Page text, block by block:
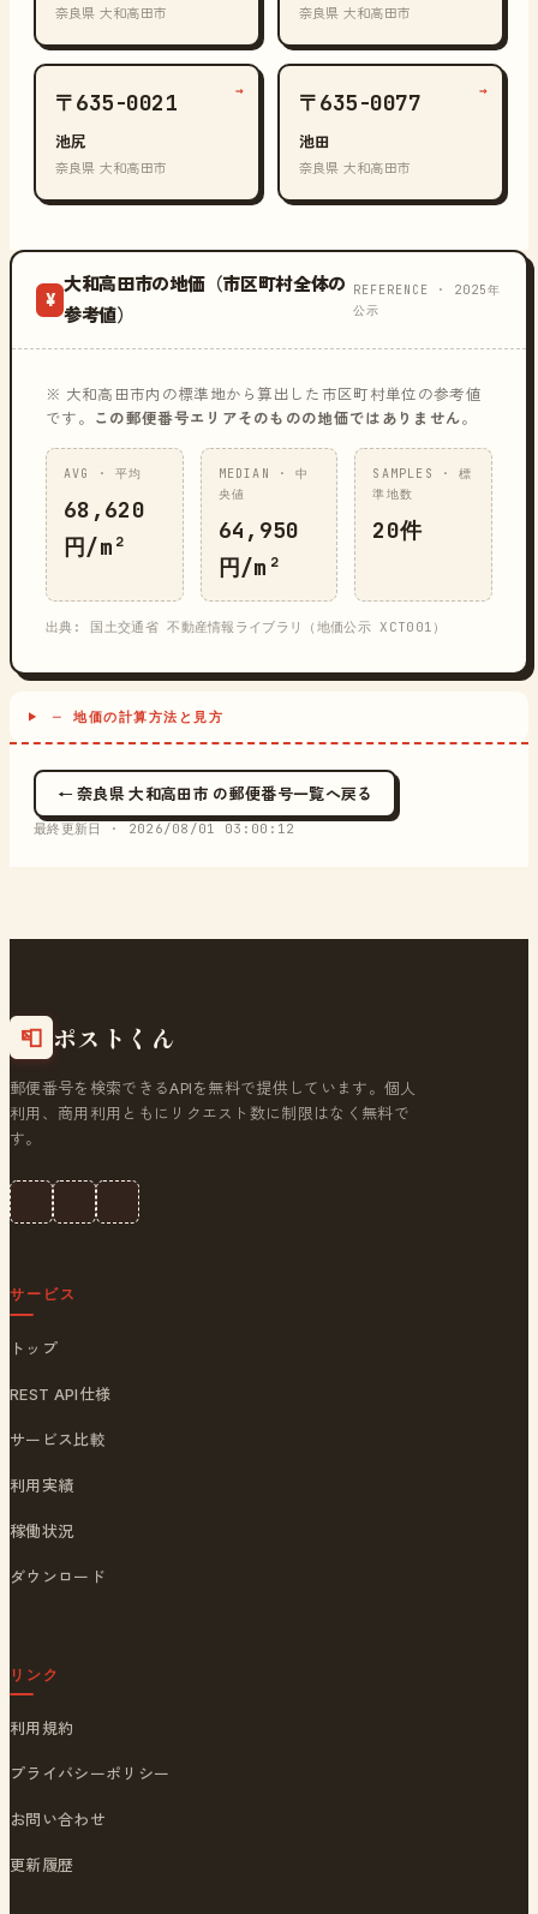
奈良県 大和高田市 奈良県 大和高田市
〒635-0021
池尻
奈良県 大和高田市
→ 〒635-0077
池田
奈良県 大和高田市
→
¥
大和高田市の地価（市区町村全体の
参考値）
REFERENCE · 2025年
公示
※ 大和高田市内の標準地から算出した市区町村単位の参考値
です。
この郵便番号エリアそのものの地価ではありません。
AVG · 平均
68,620
円/m²
MEDIAN · 中
央値
64,950
円/m²
SAMPLES · 標
準地数
20件
出典: 国土交通省 不動産情報ライブラリ（地価公示 XCT001）
─ 地価の計算方法と見方
← 奈良県 大和高田市 の郵便番号一覧へ戻る
最終更新日 · 2026/08/01 03:00:12
📮 ポストくん
郵便番号を検索できるAPIを無料で提供しています。個人
利用、商用利用ともにリクエスト数に制限はなく無料で
す。
サービス
トップ
REST API仕様
サービス比較
利用実績
稼働状況
ダウンロード
リンク
利用規約
プライバシーポリシー
お問い合わせ
更新履歴